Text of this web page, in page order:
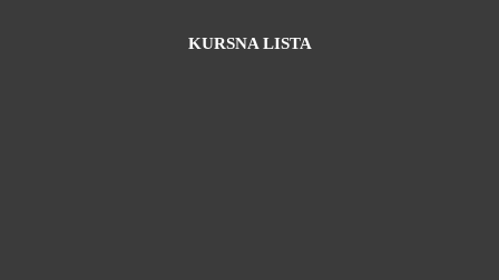
KURSNA LISTA